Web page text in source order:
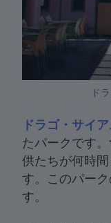
ド
ドラゴ・サイ
たパークです。
供たちが何時
す。このパー
す。